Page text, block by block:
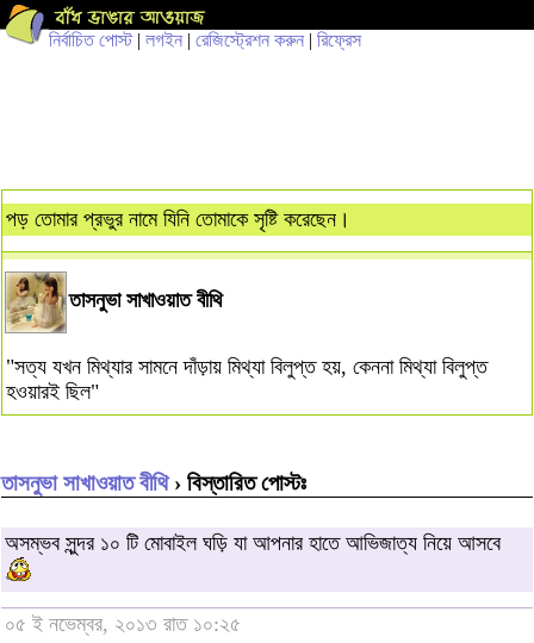
নির্বাচিত পোস্ট| লগইন | রেজিস্ট্রেশন করুন | রিফ্রেস
পড় তোমার প্রভুর নামে যিনি তোমাকে সৃষ্টি করেছেন।
তাসনুভা সাখাওয়াত বীথি
"সত্য যখন মিথ্যার সামনে দাঁড়ায় মিথ্যা বিলুপ্ত হয়, কেননা মিথ্যা বিলুপ্ত
হওয়ারই ছিল"
তাসনুভা সাখাওয়াত বীথি › বিস্তারিত পোস্টঃ
অসম্ভব সুন্দর ১০ টি মোবাইল ঘড়ি যা আপনার হাতে আভিজাত্য নিয়ে আসবে
০৫ ই নভেম্বর, ২০১৩ রাত ১০:২৫